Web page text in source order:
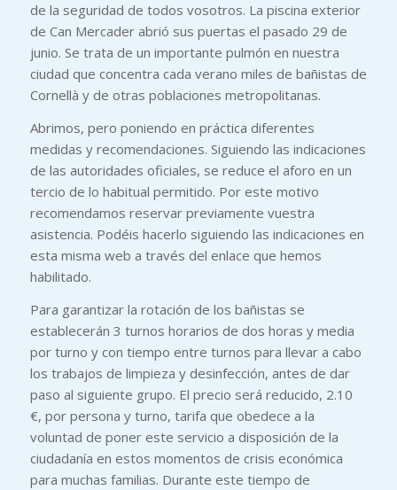
de la seguridad de todos vosotros. La piscina exterior
de Can Mercader abrió sus puertas el pasado 29 de
junio. Se trata de un importante pulmón en nuestra
ciudad que concentra cada verano miles de bañistas de
Cornellà y de otras poblaciones metropolitanas.
Abrimos, pero poniendo en práctica diferentes
medidas y recomendaciones. Siguiendo las indicaciones
de las autoridades oficiales, se reduce el aforo en un
tercio de lo habitual permitido. Por este motivo
recomendamos reservar previamente vuestra
asistencia. Podéis hacerlo siguiendo las indicaciones en
esta misma web a través del enlace que hemos
habilitado.
Para garantizar la rotación de los bañistas se
establecerán 3 turnos horarios de dos horas y media
por turno y con tiempo entre turnos para llevar a cabo
los trabajos de limpieza y desinfección, antes de dar
paso al siguiente grupo. El precio será reducido, 2.10
€, por persona y turno, tarifa que obedece a la
voluntad de poner este servicio a disposición de la
ciudadanía en estos momentos de crisis económica
para muchas familias. Durante este tiempo de